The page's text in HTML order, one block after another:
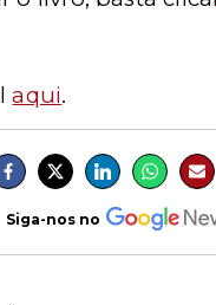
aqui.
Siga-nos no